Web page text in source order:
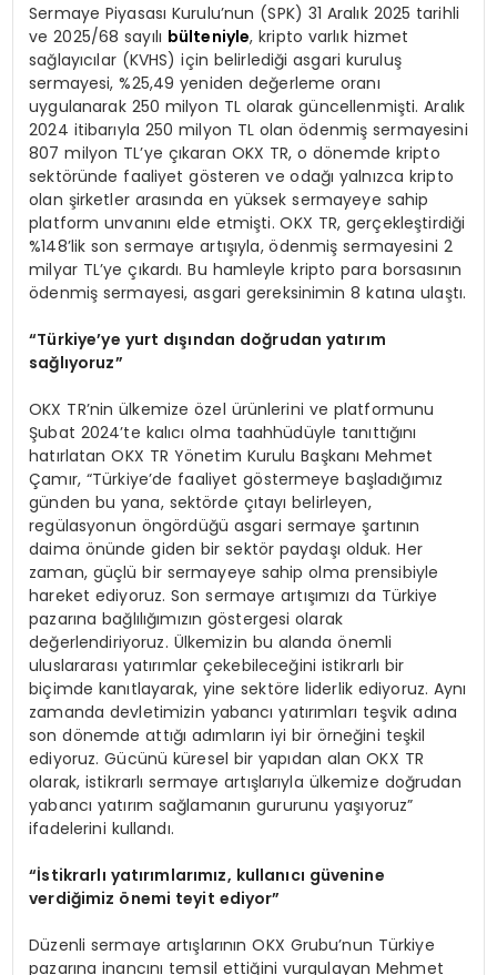
Sermaye Piyasası Kurulu’nun (SPK) 31 Aralık 2025 tarihli
ve 2025/68 sayılı bülteniyle, kripto varlık hizmet
sağlayıcılar (KVHS) için belirlediği asgari kuruluş
sermayesi, %25,49 yeniden değerleme oranı
uygulanarak 250 milyon TL olarak güncellenmişti. Aralık
2024 itibarıyla 250 milyon TL olan ödenmiş sermayesini
807 milyon TL’ye çıkaran OKX TR, o dönemde kripto
sektöründe faaliyet gösteren ve odağı yalnızca kripto
olan şirketler arasında en yüksek sermayeye sahip
platform unvanını elde etmişti. OKX TR, gerçekleştirdiği
%148’lik son sermaye artışıyla, ödenmiş sermayesini 2
milyar TL’ye çıkardı. Bu hamleyle kripto para borsasının
ödenmiş sermayesi, asgari gereksinimin 8 katına ulaştı.
“Türkiye’ye yurt dışından doğrudan yatırım
sağlıyoruz”
OKX TR’nin ülkemize özel ürünlerini ve platformunu
Şubat 2024’te kalıcı olma taahhüdüyle tanıttığını
hatırlatan OKX TR Yönetim Kurulu Başkanı Mehmet
Çamır, “Türkiye’de faaliyet göstermeye başladığımız
günden bu yana, sektörde çıtayı belirleyen,
regülasyonun öngördüğü asgari sermaye şartının
daima önünde giden bir sektör paydaşı olduk. Her
zaman, güçlü bir sermayeye sahip olma prensibiyle
hareket ediyoruz. Son sermaye artışımızı da Türkiye
pazarına bağlılığımızın göstergesi olarak
değerlendiriyoruz. Ülkemizin bu alanda önemli
uluslararası yatırımlar çekebileceğini istikrarlı bir
biçimde kanıtlayarak, yine sektöre liderlik ediyoruz. Aynı
zamanda devletimizin yabancı yatırımları teşvik adına
son dönemde attığı adımların iyi bir örneğini teşkil
ediyoruz. Gücünü küresel bir yapıdan alan OKX TR
olarak, istikrarlı sermaye artışlarıyla ülkemize doğrudan
yabancı yatırım sağlamanın gururunu yaşıyoruz”
ifadelerini kullandı.
“İstikrarlı yatırımlarımız, kullanıcı güvenine
verdiğimiz önemi teyit ediyor”
Düzenli sermaye artışlarının OKX Grubu’nun Türkiye
pazarına inancını temsil ettiğini vurgulayan Mehmet